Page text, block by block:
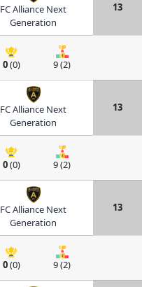
FC Alliance Next
Generation
13
0(0) 9 (2)
FC Alliance Next
Generation
13
0(0) 9 (2)
FC Alliance Next
Generation
13
0(0) 9 (2)